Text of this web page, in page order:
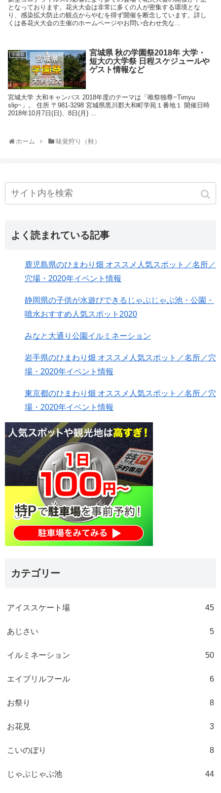
となっております。花火大会は非常に多くの人が密集する環境とな
り、感染拡大防止の観点からやむを得ず開催を断念しています。詳し
くは各花火大会の主催のホームページやお問い合わせ先な...
学園祭
宮城県 秋の学園祭2018年 大学・
短大の大学祭 日程スケジュールや
ゲスト情報など
宮城大学 大和キャンパス 2018年度のテーマは「唯祭独尊~Timyu
slip~」。 住所 〒981-3298 宮城県黒川郡大和町学苑１番地１ 開催日時
2018年10月7日(日)、8日(月) ...
ホーム 味覚狩り（秋）
よく読まれている記事
鹿児島県のひまわり畑 オススメ人気スポット／名所／
穴場・2020年イベント情報
静岡県の子供が水遊びできるじゃぶじゃぶ池・公園・
噴水おすすめ人気スポット2020
みなと大通り公園イルミネーション
岩手県のひまわり畑 オススメ人気スポット／名所／穴
場・2020年イベント情報
東京都のひまわり畑 オススメ人気スポット／名所／穴
場・2020年イベント情報
カテゴリー
アイススケート場 45
あじさい 5
イルミネーション 50
エイプリルフール 6
お祭り 8
お花見 3
こいのぼり 8
じゃぶじゃぶ池 44